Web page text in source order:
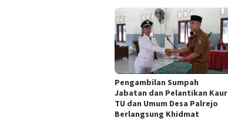
Pengambilan Sumpah
Jabatan dan Pelantikan Kaur
TU dan Umum Desa Palrejo
Berlangsung Khidmat